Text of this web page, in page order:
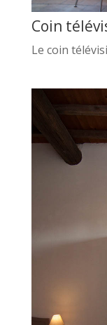
Coin
Le coin